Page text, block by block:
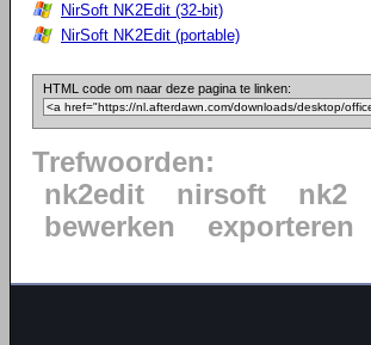
NirSoft NK2Edit (32-bit)
NirSoft NK2Edit (portable)
HTML code om naar deze pagina te linken:
Trefwoorden:
nk2edit
nirsoft nk2
bewerken
exporteren